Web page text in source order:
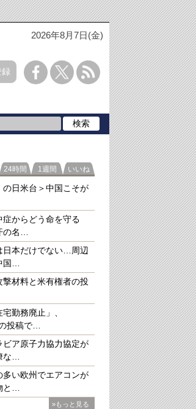
2026年8月7日(金)
録
ェッジ作成
ラ
24時間 1週間 いいね
の日米台＞中国こそが
症からどう命を守る
の名…
日本だけでない…周辺
国…
撃材料と米有権者の投
勤務廃止」、
投稿で…
ビア原子力協力協定が
…
多い欧州でエアコンが
…
»もっと見る